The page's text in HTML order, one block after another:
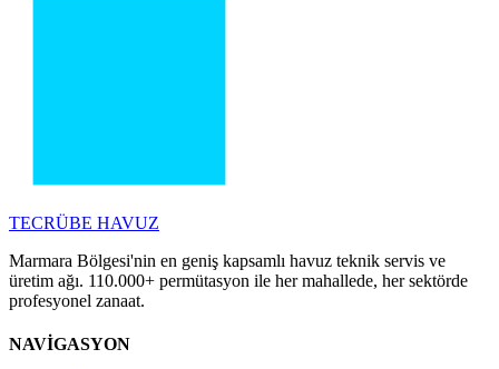
TECRÜBE HAVUZ
Marmara Bölgesi'nin en geniş kapsamlı havuz teknik servis ve
üretim ağı. 110.000+ permütasyon ile her mahallede, her sektörde
profesyonel zanaat.
NAVİGASYON